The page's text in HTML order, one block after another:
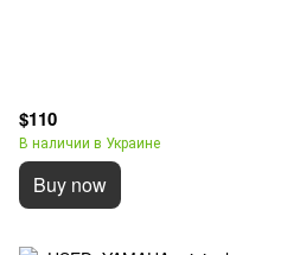
$110
В наличии в Украине
Buy now